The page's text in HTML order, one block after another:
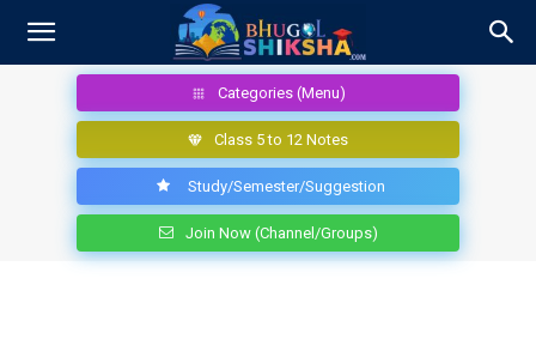
Categories (Menu)
Class 5 to 12 Notes
Study/Semester/Suggestion
Join Now (Channel/Groups)